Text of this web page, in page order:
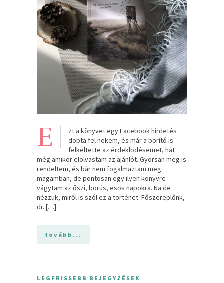
E
zt a könyvet egy Facebook hirdetés
dobta fel nekem, és már a borító is
felkeltette az érdeklődésemet, hát
még amikor elolvastam az ajánlót. Gyorsan meg is
rendeltem, és bár nem fogalmaztam meg
magamban, de pontosan egy ilyen könyvre
vágytam az őszi, borús, esős napokra. Na de
nézzük, miről is szól ez a történet. Főszereplőnk,
dr. […]
tovább...
LEGFRISSEBB BEJEGYZÉSEK